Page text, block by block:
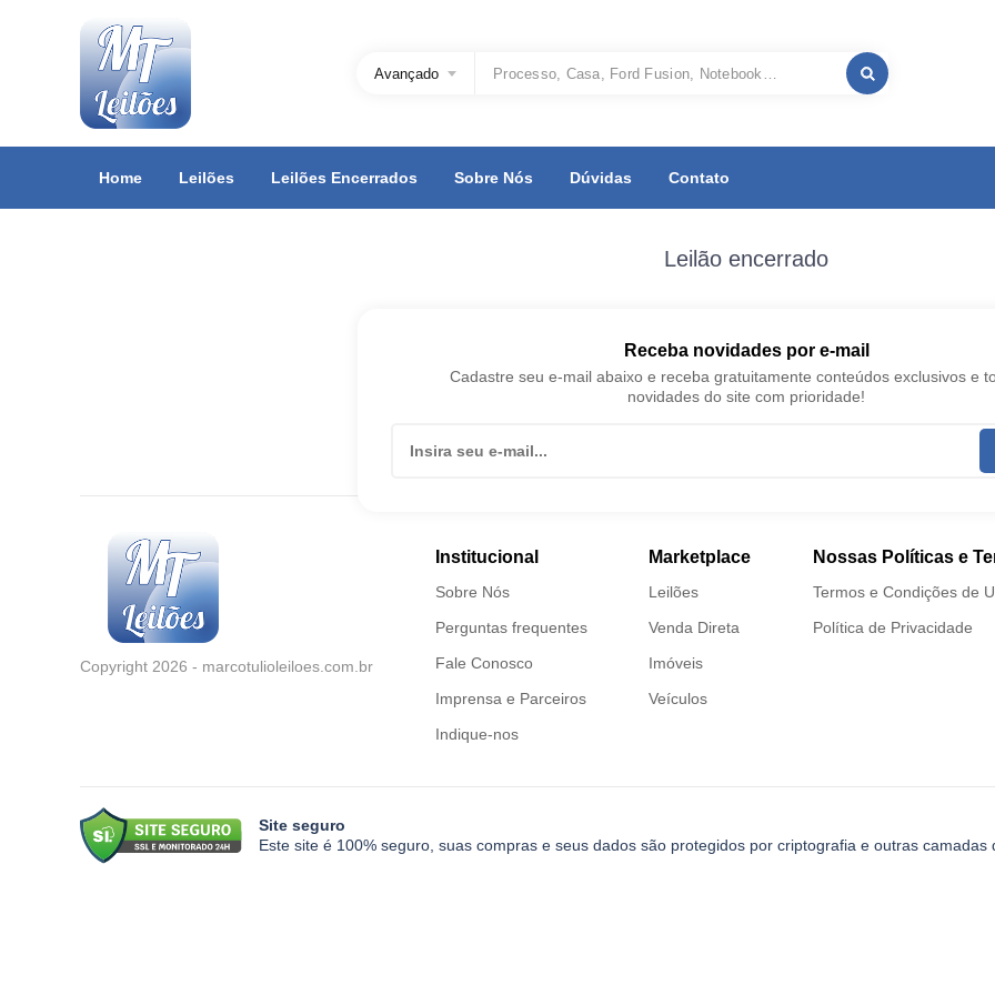
Avançado
Home Leilões Leilões Encerrados Sobre Nós Dúvidas Contato
Leilão encerrado
Receba novidades por e-mail
Cadastre seu e-mail abaixo e receba gratuitamente conteúdos exclusivos e
novidades do site com prioridade!
Copyright 2026 - marcotulioleiloes.com.br
Institucional
Sobre Nós
Perguntas frequentes
Fale Conosco
Imprensa e Parceiros
Indique-nos
Marketplace
Leilões
Venda Direta
Imóveis
Veículos
Nossas Políticas e
Termos e Condições de
Política de Privacidade
Site seguro
Este site é 100% seguro, suas compras e seus dados são protegidos por criptografia e outras camadas